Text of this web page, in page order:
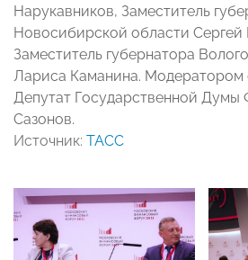
Нарукавников, Заместитель
Новосибирской области
Заместитель губернатора
Лариса Каманина. Модератором
Депутат Государственной
Сазонов.
Источник: ТАСС